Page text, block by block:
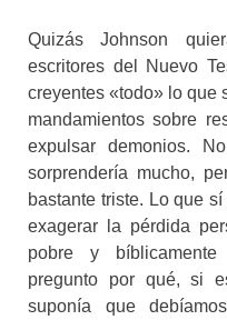
Quizás Johnson
escritores del Nuevo
creyentes «todo» lo que
mandamientos sobre
expulsar demonios.
sorprendería mucho,
bastante triste. Lo que
exagerar la pérdida
pobre y bíblicamente
pregunto por qué, si
suponía que